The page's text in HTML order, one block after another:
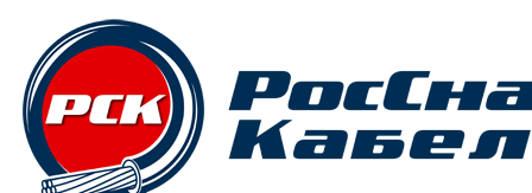
содержанию